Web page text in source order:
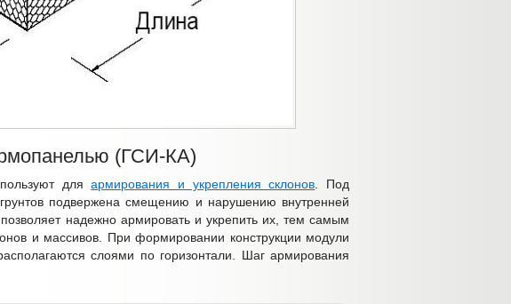
(ГСИ-КА)
дляармирования и укрепления склонов . Под
грунтов подвержена смещению и нарушению внутренней
надежно армировать и укрепить их, тем самым
и массивов. При формировании конструкции модули
слоями по горизонтали. Шаг армирования